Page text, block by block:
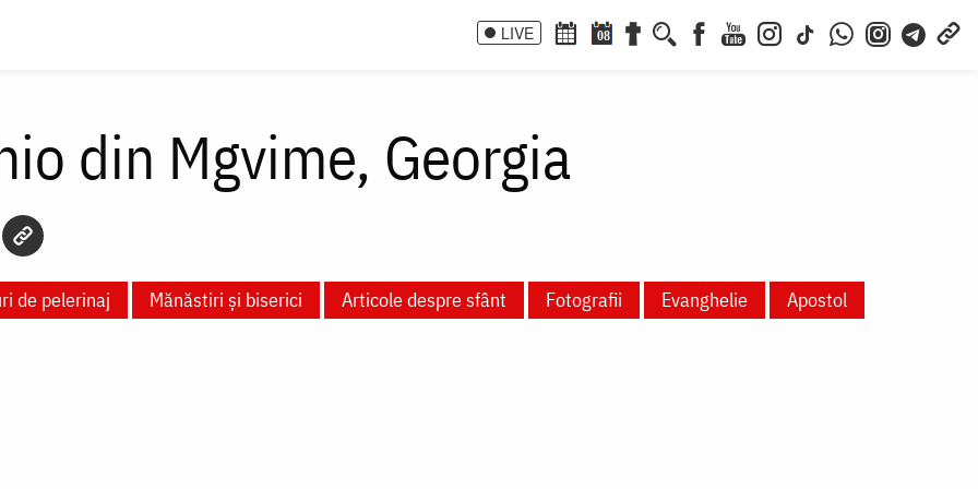
LIVE 08
din Mgvime, Georgia
de pelerinaj Mănăstiri și biserici Articole despre sfânt Fotografii Evanghelie Apostol